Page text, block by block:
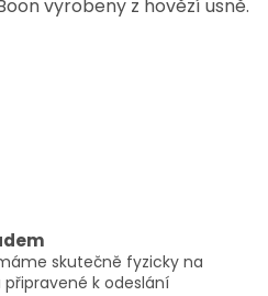
vyrobeny z hovězí usně.
skutečně fyzicky na
k odeslání